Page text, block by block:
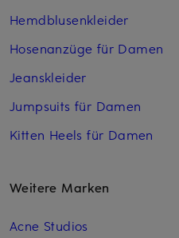
Hemdblusenkleider
Hosenanzüge für Damen
Jeanskleider
Jumpsuits für Damen
Kitten Heels für Damen
Weitere Marken
Acne Studios